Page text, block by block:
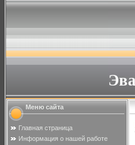
Меню сайта
Главная страница
Информация о нашей работе